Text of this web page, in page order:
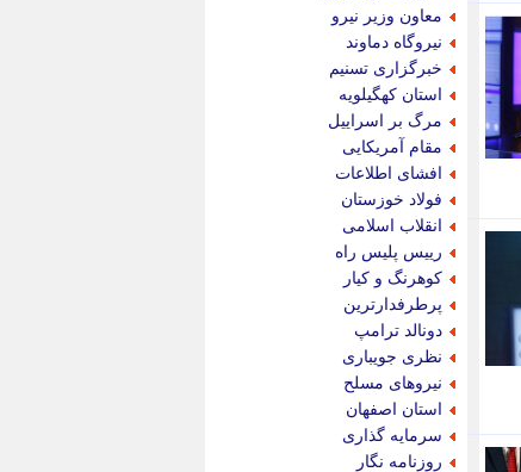
معاون وزیر نیرو
نیروگاه دماوند
خبرگزاری تسنیم
استان کهگیلویه
مرگ بر اسراییل
مقام آمریکایی
افشای اطلاعات
فولاد خوزستان
انقلاب اسلامی
رییس پلیس راه
کوهرنگ و کیار
پرطرفدارترین
دونالد ترامپ
نظری جویباری
نیروهای مسلح
استان اصفهان
سرمایه گذاری
روزنامه نگار